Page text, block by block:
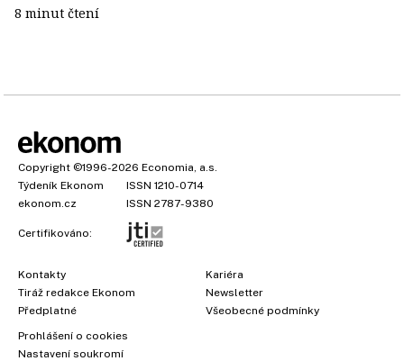
8 minut čtení
Copyright ©1996-2026 Economia, a.s.
Týdeník Ekonom
ISSN 1210-0714
ekonom.cz
ISSN 2787-9380
Certifikováno:
Kontakty
Tiráž redakce Ekonom
Předplatné
Kariéra
Newsletter
Všeobecné podmínky
Prohlášení o cookies
Nastavení soukromí